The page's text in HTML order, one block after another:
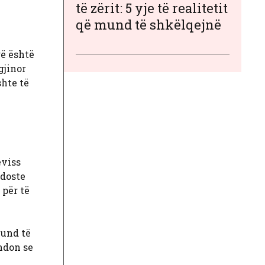
është
të
të
të
se
të zërit: 5 yje të realitetit
që mund të shkëlqejnë